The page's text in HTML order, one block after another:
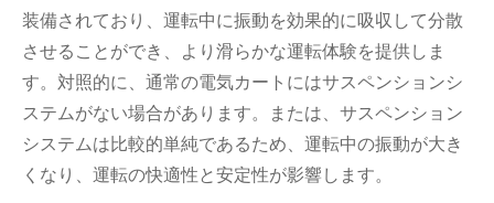
装備されており、運転中に振動を効果的に吸収して分散
させることができ、より滑らかな運転体験を提供しま
す。対照的に、通常の電気カートにはサスペンションシ
ステムがない場合があります。または、サスペンション
システムは比較的単純であるため、運転中の振動が大き
くなり、運転の快適性と安定性が影響します。